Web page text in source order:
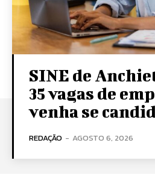
SINE de
35 vagas de
venha se
REDAÇÃO - AGOSTO 6, 2026